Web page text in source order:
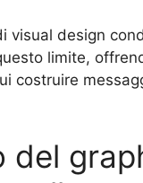
visual design
limite,
costruire
del